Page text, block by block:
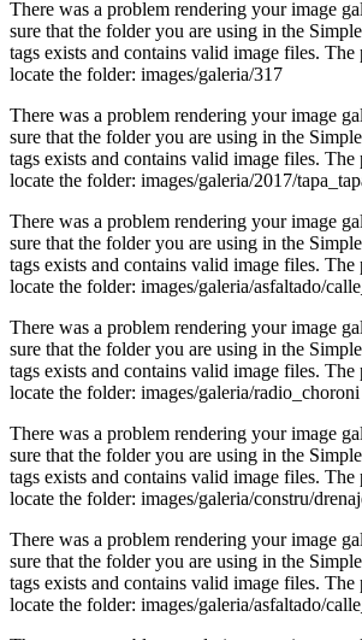
There was a problem rendering your image
sure that the folder you are using in the
tags exists and contains valid image files.
locate the folder: images/galeria/317
There was a problem rendering your image
sure that the folder you are using in the
tags exists and contains valid image files.
locate the folder: images/galeria/2017/
There was a problem rendering your image
sure that the folder you are using in the
tags exists and contains valid image files.
locate the folder: images/galeria/asfaltado/
There was a problem rendering your image
sure that the folder you are using in the
tags exists and contains valid image files.
locate the folder: images/galeria/radio_choroni
There was a problem rendering your image
sure that the folder you are using in the
tags exists and contains valid image files.
locate the folder: images/galeria/constru/
There was a problem rendering your image
sure that the folder you are using in the
tags exists and contains valid image files.
locate the folder: images/galeria/asfaltado/